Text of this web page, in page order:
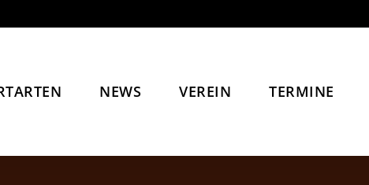
NEWS VEREIN TERMINE